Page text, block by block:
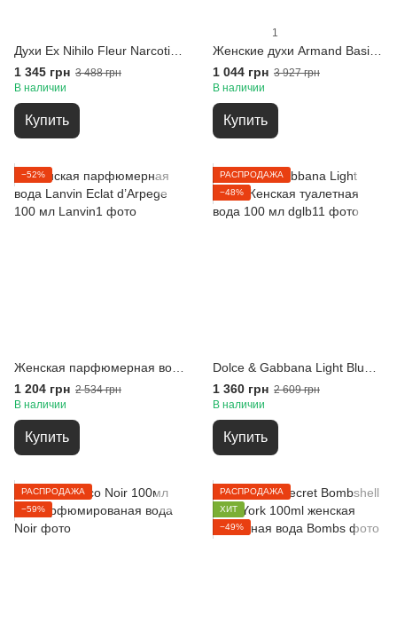
1 345 грн 3 488 грн
В наличии
Купить
1
1 044 грн 3 927 грн
В наличии
Купить
−52%
1 204 грн 2 534 грн
В наличии
Купить
РАСПРОДАЖА
−48%
1 360 грн 2 609 грн
В наличии
Купить
РАСПРОДАЖА
−59%
РАСПРОДАЖА
ХИТ
−49%